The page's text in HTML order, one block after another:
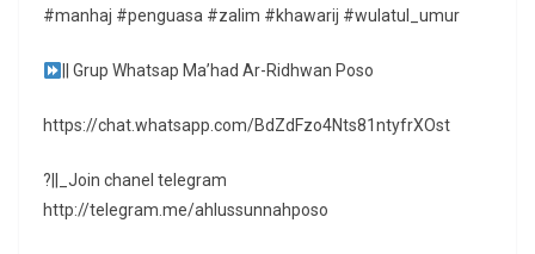
#manhaj #penguasa #zalim #khawarij #wulatul_umur
|| Grup Whatsap Ma’had Ar-Ridhwan Poso
https://chat.whatsapp.com/BdZdFzo4Nts81ntyfrXOst
?||_Join chanel telegram
http://telegram.me/ahlussunnahposo